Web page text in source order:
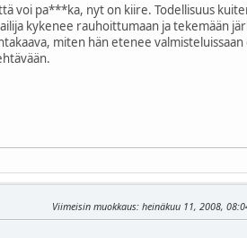
voi pa***ka, nyt on kiire. Todellisuus
kykenee rauhoittumaan ja tekemään
miten hän etenee
Viimeisin muokkaus: heinäkuu 11, 2008,